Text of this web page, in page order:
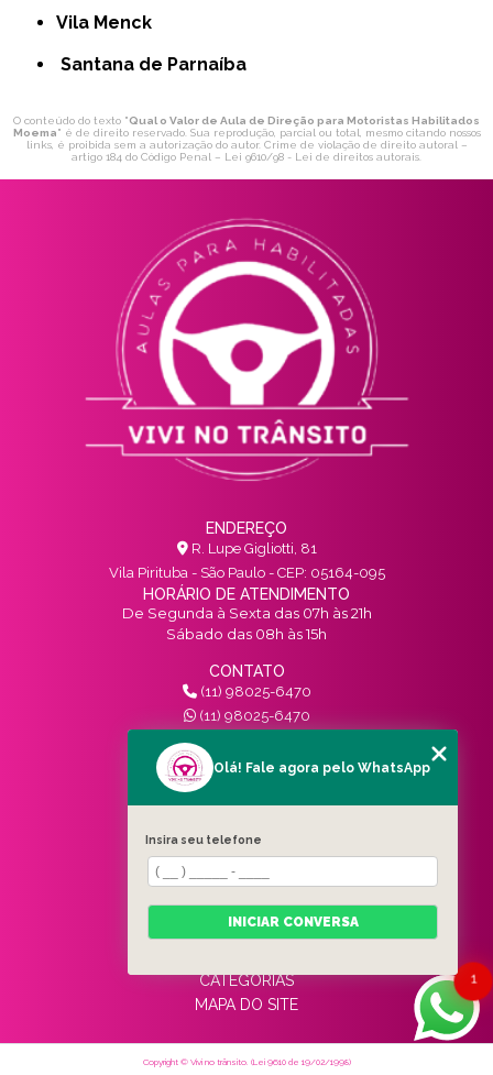
Vila Menck
Santana de Parnaíba
O conteúdo do texto "Qual o Valor de Aula de Direção para Motoristas Habilitados
Moema" é de direito reservado. Sua reprodução, parcial ou total, mesmo citando nossos
links, é proibida sem a autorização do autor. Crime de violação de direito autoral –
artigo 184 do Código Penal – Lei 9610/98 - Lei de direitos autorais.
ENDEREÇO
R. Lupe Gigliotti, 81
Vila Pirituba - São Paulo - CEP: 05164-095
HORÁRIO DE ATENDIMENTO
De Segunda à Sexta das 07h às 21h
Sábado das 08h às 15h
CONTATO
(11) 98025-6470
(11) 98025-6470
contato@vivinotransito.com.br
SIGA-NOS!
MENU
HOME
QUEM SOMOS
SERVIÇOS
BLOG
CATEGORIAS
MAPA DO SITE
Copyright © Vivi no trânsito. (Lei 9610 de 19/02/1998)
1
Olá! Fale agora pelo WhatsApp
Insira seu telefone
INICIAR CONVERSA